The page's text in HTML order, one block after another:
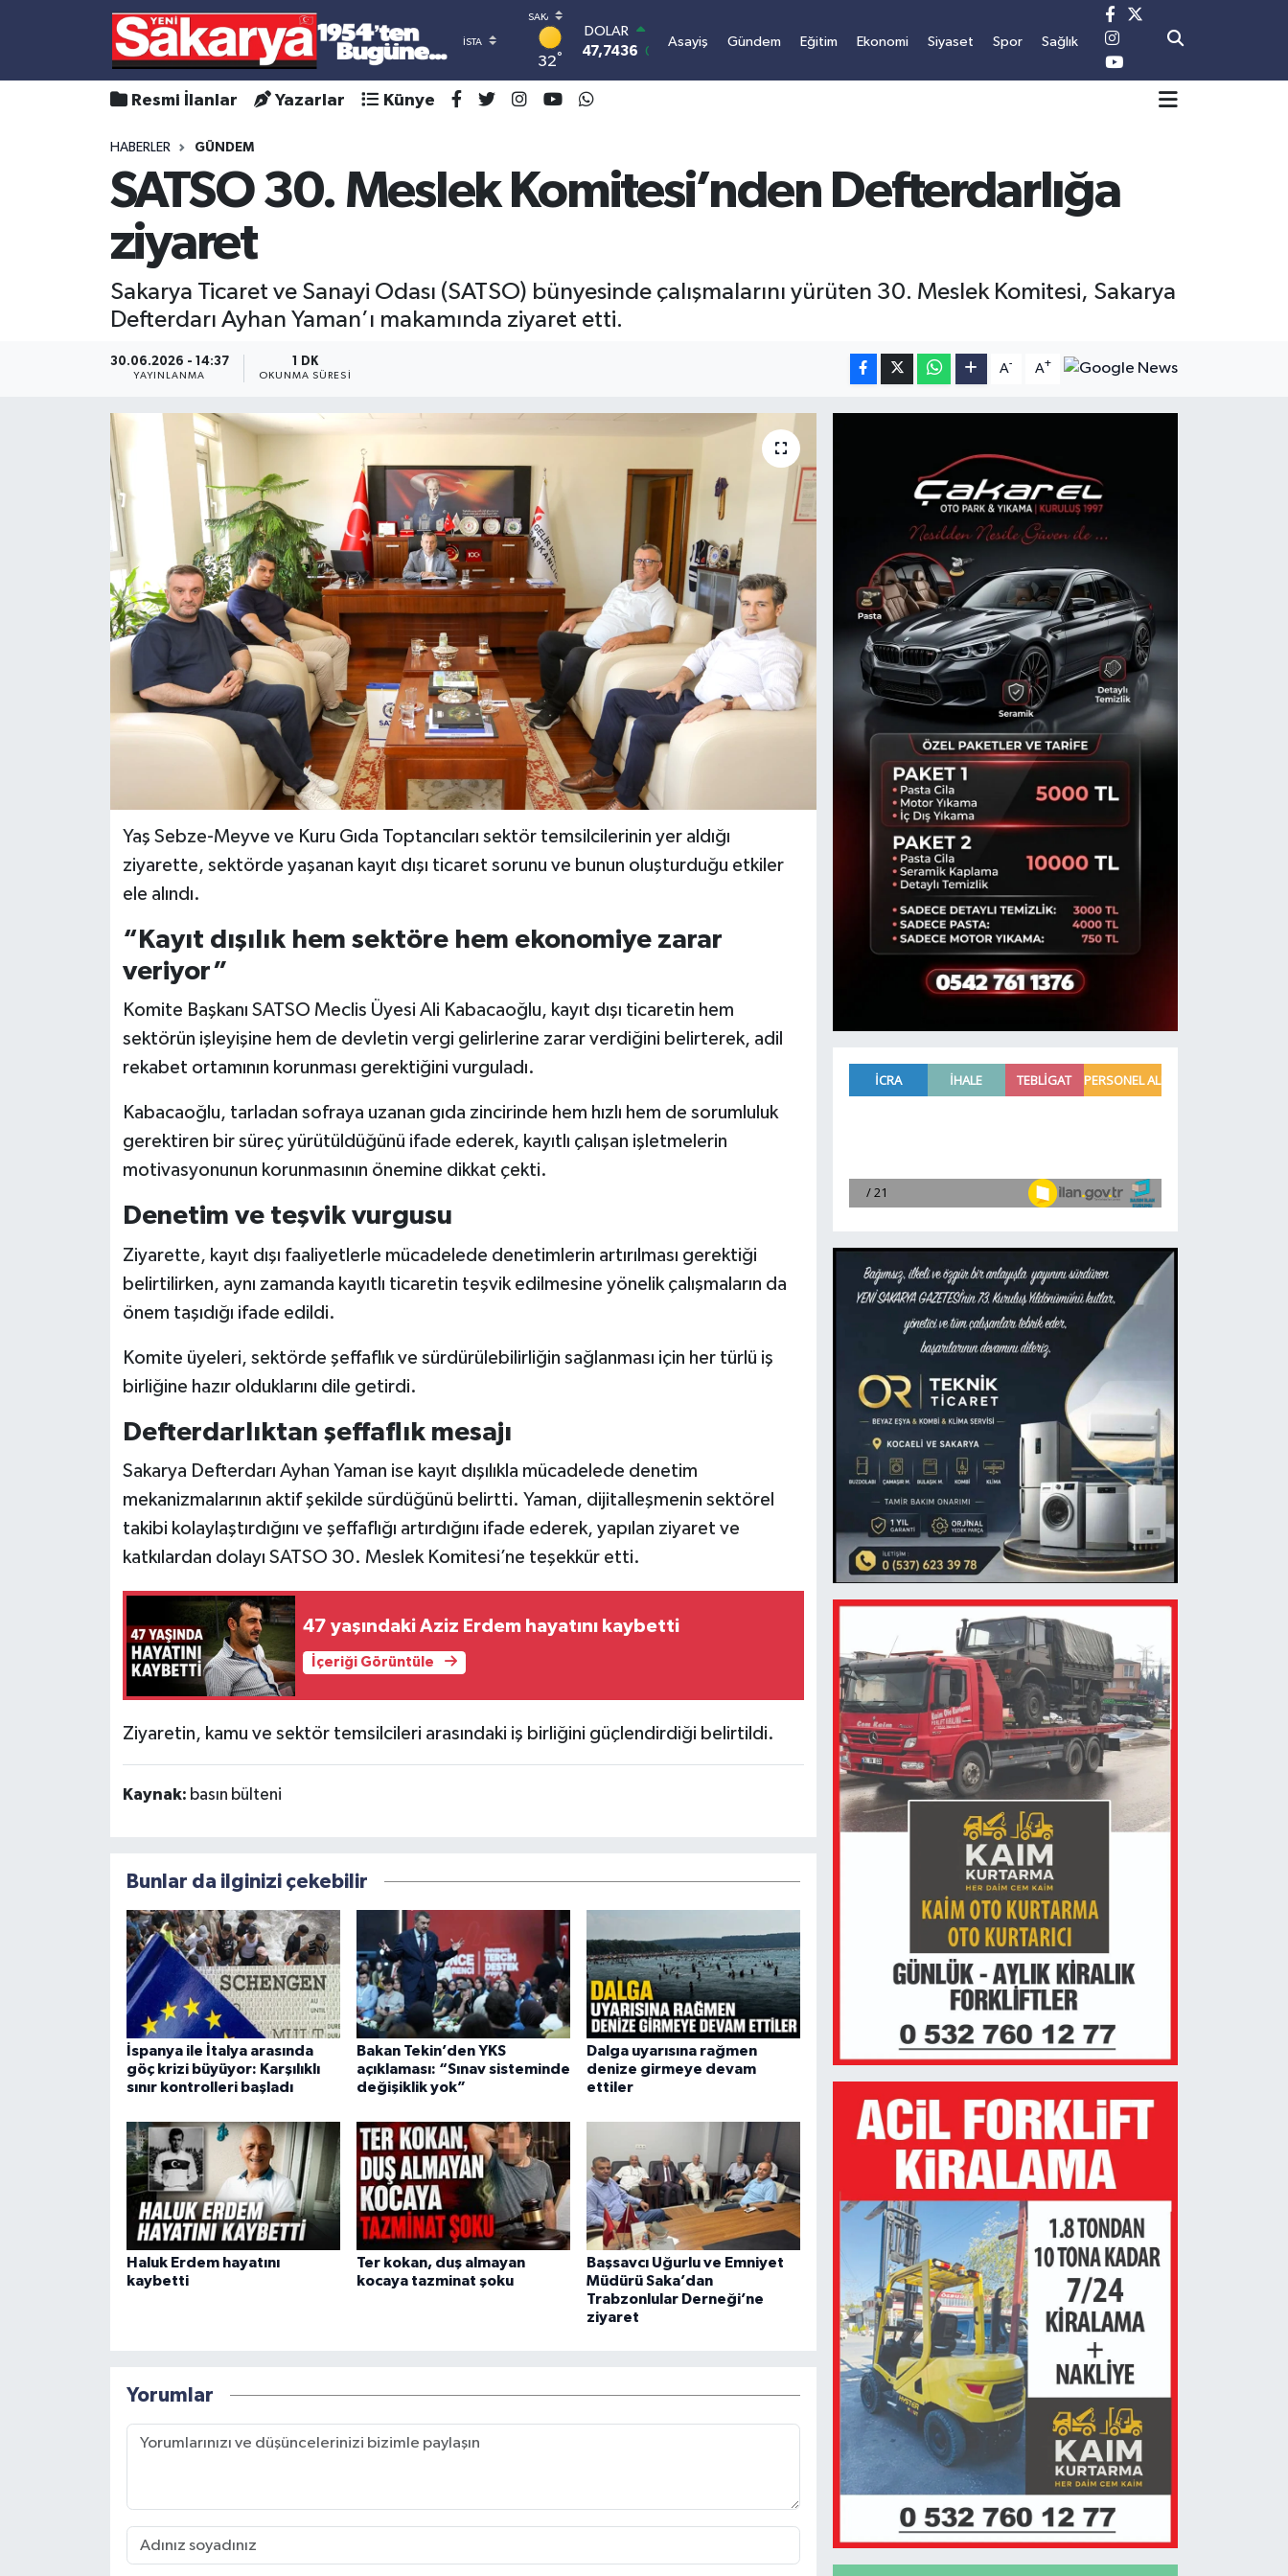
32°
DOLAR
47,7436 0.18
55,2510
6660.55
BİST100
-14
Asayiş Gündem Eğitim Ekonomi Siyaset Spor Sağlık
Resmi İlanlar Yazarlar Künye
HABERLER GÜNDEM
SATSO 30. Meslek Komitesi’nden Defterdarlığa
ziyaret
Sakarya Ticaret ve Sanayi Odası (SATSO) bünyesinde çalışmalarını yürüten 30. Meslek Komitesi, Sakarya
Defterdarı Ayhan Yaman’ı makamında ziyaret etti.
30.06.2026 - 14:37
YAYINLANMA
1 DK
OKUNMA SÜRESI
A- A+
Yaş Sebze-Meyve ve Kuru Gıda Toptancıları sektör temsilcilerinin yer aldığı
ziyarette, sektörde yaşanan kayıt dışı ticaret sorunu ve bunun oluşturduğu etkiler
ele alındı.
“Kayıt dışılık hem sektöre hem ekonomiye zarar
veriyor”
Komite Başkanı SATSO Meclis Üyesi Ali Kabacaoğlu, kayıt dışı ticaretin hem
sektörün işleyişine hem de devletin vergi gelirlerine zarar verdiğini belirterek, adil
rekabet ortamının korunması gerektiğini vurguladı.
Kabacaoğlu, tarladan sofraya uzanan gıda zincirinde hem hızlı hem de sorumluluk
gerektiren bir süreç yürütüldüğünü ifade ederek, kayıtlı çalışan işletmelerin
motivasyonunun korunmasının önemine dikkat çekti.
Denetim ve teşvik vurgusu
Ziyarette, kayıt dışı faaliyetlerle mücadelede denetimlerin artırılması gerektiği
belirtilirken, aynı zamanda kayıtlı ticaretin teşvik edilmesine yönelik çalışmaların da
önem taşıdığı ifade edildi.
Komite üyeleri, sektörde şeffaflık ve sürdürülebilirliğin sağlanması için her türlü iş
birliğine hazır olduklarını dile getirdi.
Defterdarlıktan şeffaflık mesajı
Sakarya Defterdarı Ayhan Yaman ise kayıt dışılıkla mücadelede denetim
mekanizmalarının aktif şekilde sürdüğünü belirtti. Yaman, dijitalleşmenin sektörel
takibi kolaylaştırdığını ve şeffaflığı artırdığını ifade ederek, yapılan ziyaret ve
katkılardan dolayı SATSO 30. Meslek Komitesi’ne teşekkür etti.
47 yaşındaki Aziz Erdem hayatını kaybetti
İçeriği Görüntüle
Ziyaretin, kamu ve sektör temsilcileri arasındaki iş birliğini güçlendirdiği belirtildi.
Kaynak: basın bülteni
Bunlar da ilginizi çekebilir
İspanya ile İtalya arasında
göç krizi büyüyor: Karşılıklı
sınır kontrolleri başladı
Bakan Tekin’den YKS
açıklaması: “Sınav sisteminde
değişiklik yok”
Dalga uyarısına rağmen
denize girmeye devam
ettiler
Haluk Erdem hayatını
kaybetti
Ter kokan, duş almayan
kocaya tazminat şoku
Başsavcı Uğurlu ve Emniyet
Müdürü Saka’dan
Trabzonlular Derneği’ne
ziyaret
Yorumlar